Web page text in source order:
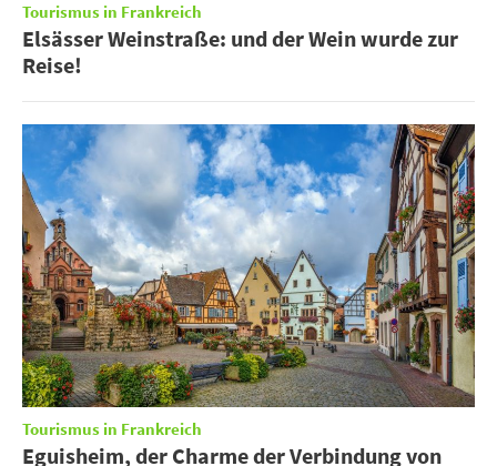
Tourismus in Frankreich
Elsässer Weinstraße: und der Wein wurde zur
Reise!
Tourismus in Frankreich
Eguisheim, der Charme der Verbindung von